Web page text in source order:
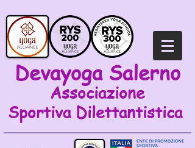
Devayoga Salerno
Associazione
Sportiva Dilettantistica